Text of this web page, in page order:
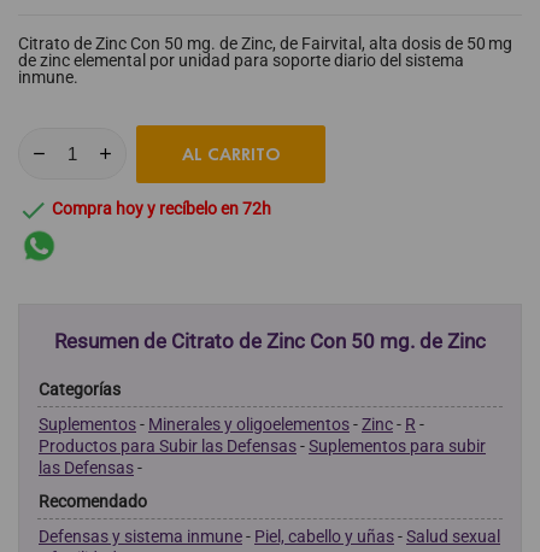
Citrato de Zinc Con 50 mg. de Zinc, de Fairvital, alta dosis de 50 mg
de zinc elemental por unidad para soporte diario del sistema
inmune.
AL CARRITO
 Compra hoy y recíbelo en 72h
Resumen de Citrato de Zinc Con 50 mg. de Zinc
Categorías
Suplementos- Minerales y oligoelementos-Zinc- R -
Productos para Subir las Defensas-Suplementos para subir
las Defensas-
Recomendado
Defensas y sistema inmune- Piel, cabello y uñas-Salud sexual